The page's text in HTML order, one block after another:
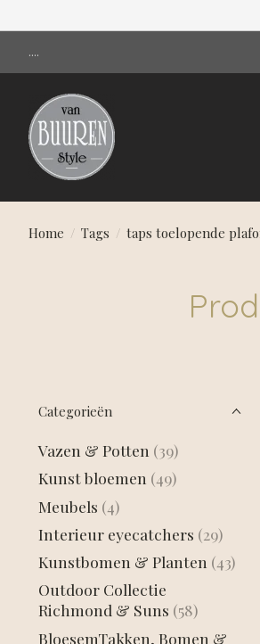
....
Home / Tags / taps toelopende
Categorieën
Vazen & Potten (39)
Kunst bloemen (49)
Meubels (4)
Interieur eyecatchers (29)
Kunstbomen & Planten (43)
Outdoor Collectie
Richmond & Suns (58)
BloesemTakken, Bomen &